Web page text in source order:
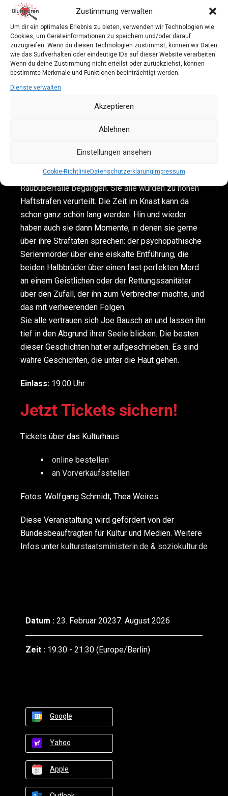
Zustimmung verwalten
Um dir ein optimales Erlebnis zu bieten, verwenden wir Technologien wie
Cookies, um Geräteinformationen zu speichern und/oder darauf
zuzugreifen. Wenn du diesen Technologien zustimmst, können wir Daten
wie das Surfverhalten oder eindeutige IDs auf dieser Website verarbeiten.
Wenn du deine Zustimmung nicht erteilst oder zurückziehst, können
bestimmte Merkmale und Funktionen beeinträchtigt werden.
Dienste verwalten
Akzeptieren
Ablehnen
Einstellungen ansehen
Cookie-RichtlinieDatenschutzerklärungImpressum
Bösen auf der Spur“.
Mit True-Crime-
Moderator Dr. Tino
Grosche ist Joe
Bausch zu Gast und
plaudert aus dem
Nähkästchen.
besonderen Art: kurzweilig und unterhaltsam. Denn
die Protagonisten in den Büchern von Joe Bausch
Vergewaltiger oder sie haben schwere
Raubüberfälle begangen. Sie alle wurden zu hohen
Haftstrafen verurteilt. Die Zeit im Knast kann da
schon ganz schön lang werden. Hin und wieder
haben auch sie dann Momente, in denen sie gerne
über ihre Straftaten sprechen: der psychopathische
Serienmörder über eine eiskalte Entführung, die
beiden Halbbrüder über einen fast perfekten Mord
an einem Geistlichen oder der Rettungssanitäter
über den Zufall, der ihn zum Verbrecher machte, und
das mit verheerenden Folgen.
Sie alle vertrauen sich Joe Bausch an und lassen ihn
tief in den Abgrund ihrer Seele blicken. Die besten
dieser Geschichten hat er aufgeschrieben. Es sind
wahre Geschichten, die unter die Haut gehen.
Einlass: 19:00 Uhr
Jetzt Tickets sichern!
Tickets über das Kulturhaus
online bestellen
an Vorverkaufsstellen
Fotos: Wolfgang Schmidt, Thea Weires
Diese Veranstaltung wird gefördert von der
Bundesbeauftragten für Kultur und Medien. Weitere
Infos unter kulturstaatsministerin.de & soziokultur.de
Datum : 23. Februar 20237. August 2026
Zeit : 19:30 - 21:30 (Europe/Berlin)
Google
Yahoo
Apple